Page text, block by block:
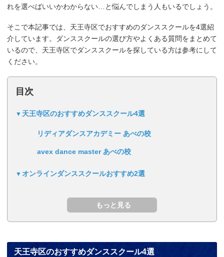
れを選べばいいかわからない…と悩んでしまう人もいるでしょう。
そこで本記事では、天王寺区でおすすめのダンススクールを4選紹
介しています。ダンススクールの選び方やよくある質問をまとめて
いるので、天王寺区でダンススクールを探している方は参考にして
ください。
目次
天王寺区のおすすめダンススクール4選
リディアダンスアカデミー あべの校
avex dance master あべの校
オンラインダンススクールおすすめ2選
天王寺区のおすすめダンススクール4選